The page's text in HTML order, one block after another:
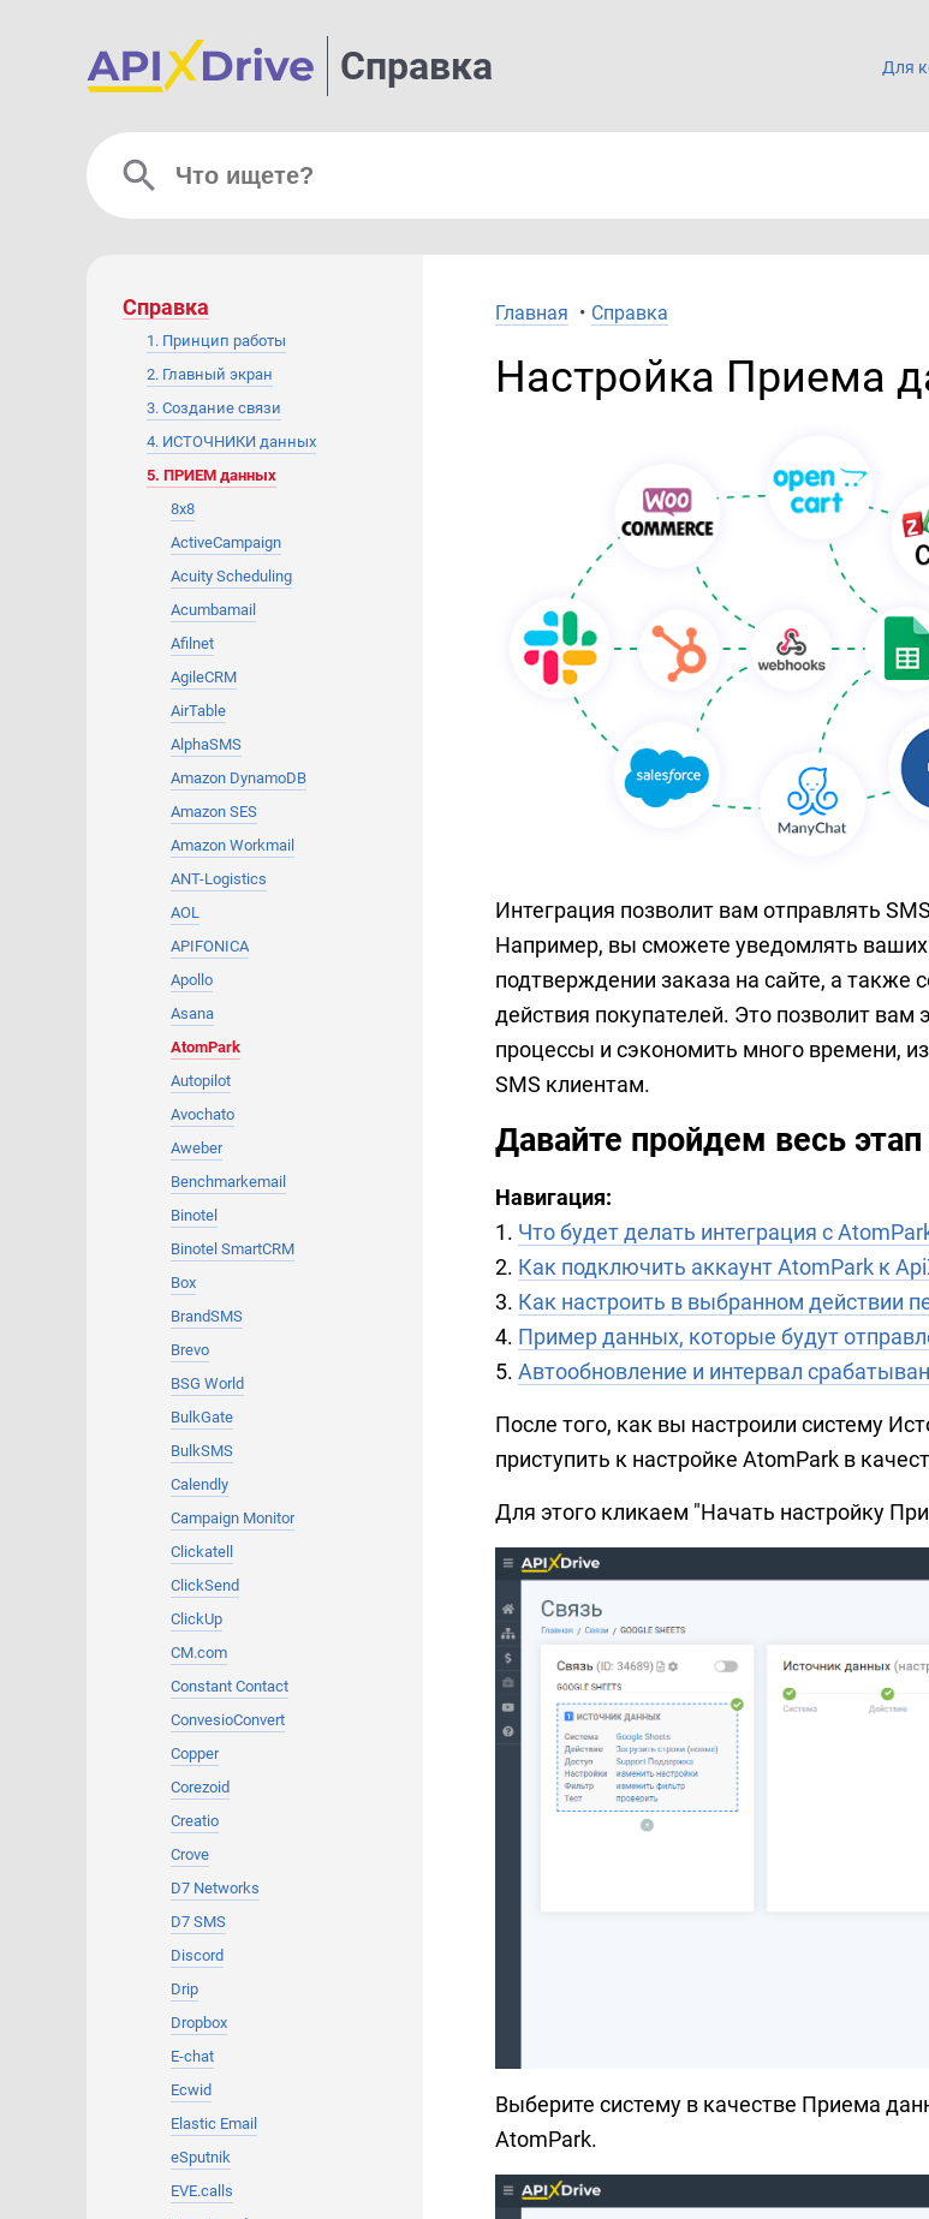
Справка Для
Справка
1. Принцип работы
2. Главный экран
3. Создание связи
4. ИСТОЧНИКИ данных
5. ПРИЕМ данных
8x8
ActiveCampaign
Acuity Scheduling
Acumbamail
Afilnet
AgileCRM
AirTable
AlphaSMS
Amazon DynamoDB
Amazon SES
Amazon Workmail
ANT-Logistics
AOL
APIFONICA
Apollo
Asana
AtomPark
Autopilot
Avochato
Aweber
Benchmarkemail
Binotel
Binotel SmartCRM
Box
BrandSMS
Brevo
BSG World
BulkGate
BulkSMS
Calendly
Campaign Monitor
Clickatell
ClickSend
ClickUp
CM.com
Constant Contact
ConvesioConvert
Copper
Corezoid
Creatio
Crove
D7 Networks
D7 SMS
Discord
Drip
Dropbox
E-chat
Ecwid
Elastic Email
eSputnik
EVE.calls
Главная • Справка
Настройка Приема
Интеграция позволит вам отправлять
Например, вы сможете уведомлять ваших
подтверждении заказа на сайте, а также
действия покупателей. Это позволит
процессы и сэкономить много времени,
SMS клиентам.
Давайте пройдем весь
Навигация:
1. Что будет делать интеграция с
2. Как подключить аккаунт AtomPark к
3. Как настроить в выбранном действии
4. Пример данных, которые будут
5. Автообновление и интервал
После того, как вы настроили систему
приступить к настройке AtomPark в
Для этого кликаем "Начать настройку
Выберите систему в качестве Приема
AtomPark.